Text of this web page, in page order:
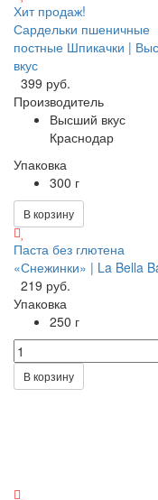
Хит продаж!
Сардельки пшеничные
постные Шпикачки |
вкус
399 руб.
Производитель
Высший вкус
Краснодар
Упаковка
300 г
В корзину
Паста без глютена
«Снежинки» | La Bella
219 руб.
Упаковка
250 г
В корзину